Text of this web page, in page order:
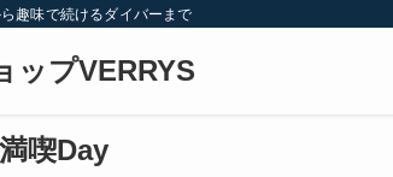
趣味で続けるダイバーまで
ップVERRYS
満喫Day